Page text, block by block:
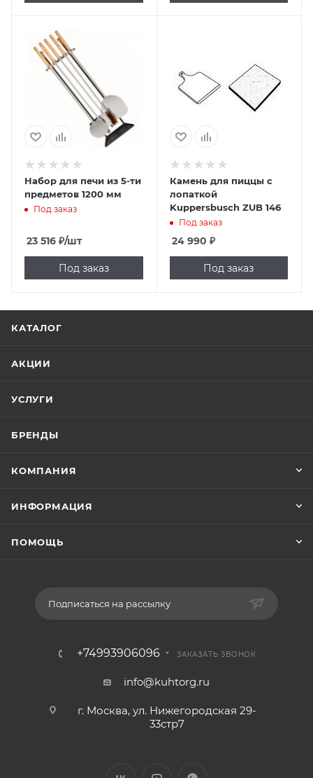
Набор для печи из 5-ти
предметов 1200 мм
Под заказ
23 516 ₽/шт
Под заказ
Камень для пиццы с
лопаткой
Kuppersbusch ZUB 146
Под заказ
24 990 ₽
Под заказ
КАТАЛОГ
АКЦИИ
УСЛУГИ
БРЕНДЫ
КОМПАНИЯ
ИНФОРМАЦИЯ
ПОМОЩЬ
Подписаться на рассылку
+74993906096 ЗАКАЗАТЬ ЗВОНОК
info@kuhtorg.ru
г. Москва, ул. Нижегородская 29-
33стр7